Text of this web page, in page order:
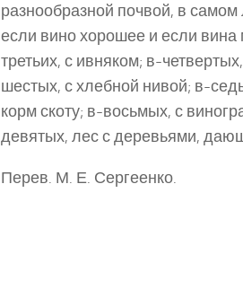
разнообразной почвой, в
если вино хорошее и если
третьих, с ивняком; в-
шестых, с хлебной нивой; в-
корм скоту; в-восьмых, с
девятых, лес с деревьями,
Перев. М. Е. Сергеенко.